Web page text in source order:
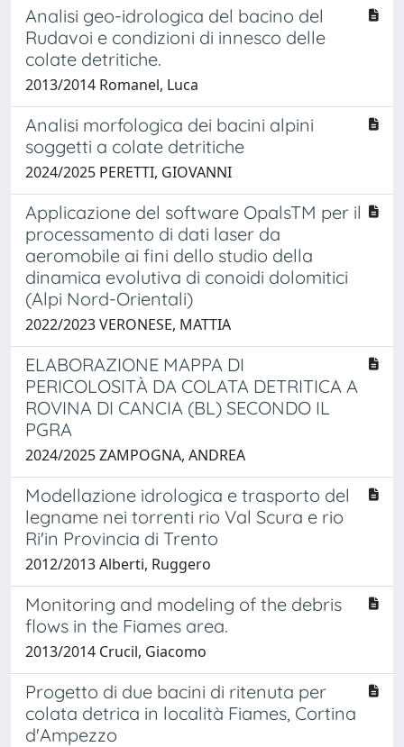
Analisi geo-idrologica del bacino del
Rudavoi e condizioni di innesco delle
colate detritiche.
2013/2014 Romanel, Luca
Analisi morfologica dei bacini alpini
soggetti a colate detritiche
2024/2025 PERETTI, GIOVANNI
Applicazione del software OpalsTM per il
processamento di dati laser da
aeromobile ai fini dello studio della
dinamica evolutiva di conoidi dolomitici
(Alpi Nord-Orientali)
2022/2023 VERONESE, MATTIA
ELABORAZIONE MAPPA DI
PERICOLOSITÀ DA COLATA DETRITICA A
ROVINA DI CANCIA (BL) SECONDO IL
PGRA
2024/2025 ZAMPOGNA, ANDREA
Modellazione idrologica e trasporto del
legname nei torrenti rio Val Scura e rio
Ri'in Provincia di Trento
2012/2013 Alberti, Ruggero
Monitoring and modeling of the debris
flows in the Fiames area.
2013/2014 Crucil, Giacomo
Progetto di due bacini di ritenuta per
colata detrica in località Fiames, Cortina
d'Ampezzo